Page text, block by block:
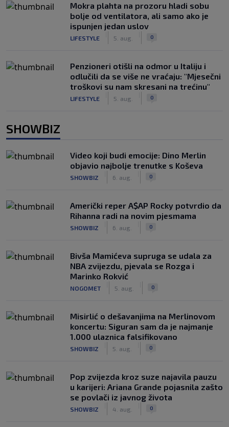
Mokra plahta na prozoru hladi sobu
bolje od ventilatora, ali samo ako je
ispunjen jedan uslov
LIFESTYLE 5. aug. 0
Penzioneri otišli na odmor u Italiju i
odlučili da se više ne vraćaju: "Mjesečni
troškovi su nam skresani na trećinu"
LIFESTYLE 5. aug. 0
SHOWBIZ
Video koji budi emocije: Dino Merlin
objavio najbolje trenutke s Koševa
SHOWBIZ 6. aug. 0
Američki reper A$AP Rocky potvrdio da
Rihanna radi na novim pjesmama
SHOWBIZ 6. aug. 0
Bivša Mamićeva supruga se udala za
NBA zvijezdu, pjevala se Rozga i
Marinko Rokvić
NOGOMET 5. aug. 0
Misirlić o dešavanjima na Merlinovom
koncertu: Siguran sam da je najmanje
1.000 ulaznica falsifikovano
SHOWBIZ 5. aug. 0
Pop zvijezda kroz suze najavila pauzu
u karijeri: Ariana Grande pojasnila zašto
se povlači iz javnog života
SHOWBIZ 4. aug. 0